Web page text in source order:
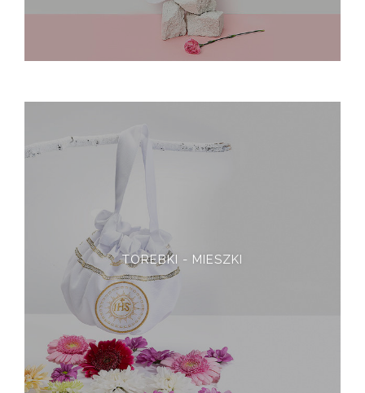
TOREBKI - MIESZKI